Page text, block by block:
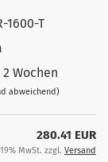
1600-T
2 Wochen
abweichend)
280.41 EUR
MwSt. zzgl. Versand